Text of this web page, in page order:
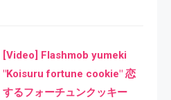
[Video] Flashmob yumeki
"Koisuru fortune cookie" 恋
するフォーチュンクッキー